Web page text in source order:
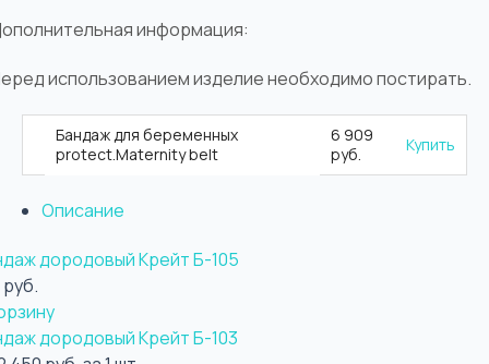
информация:
использованием изделие необходимо постирать.
Бандаж для беременных
protect.Maternity belt
6 909
руб.
Купить
Описание
дородовый Крейт Б-105
руб.
дородовый Крейт Б-103